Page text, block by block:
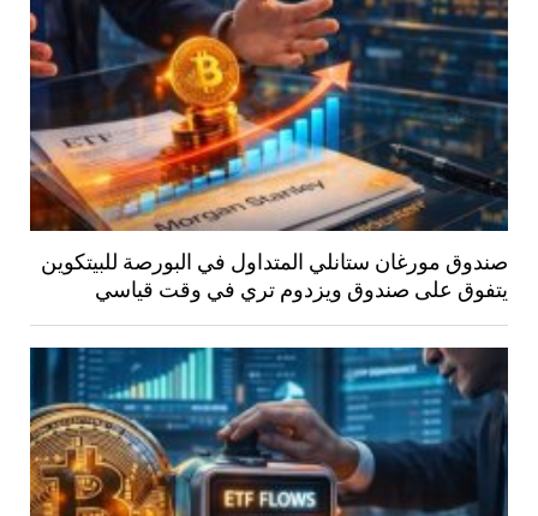
صندوق مورغان ستانلي المتداول في البورصة للبيتكوين
يتفوق على صندوق ويزدوم تري في وقت قياسي